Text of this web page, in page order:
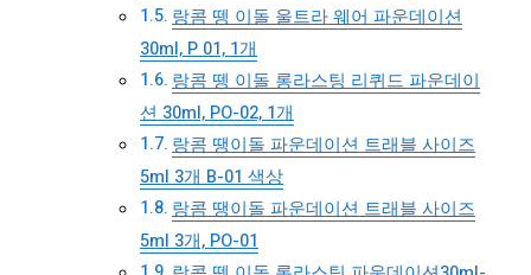
랑콤 뗑 이돌 울트라 웨어 파운데이션
30ml, P 01, 1개
랑콤 뗑 이돌 롱라스팅 리퀴드 파운데이
션 30ml, PO-02, 1개
랑콤 땡이돌 파운데이션 트래블 사이즈
5ml 3개 B-01 색상
랑콤 땡이돌 파운데이션 트래블 사이즈
5ml 3개, PO-01